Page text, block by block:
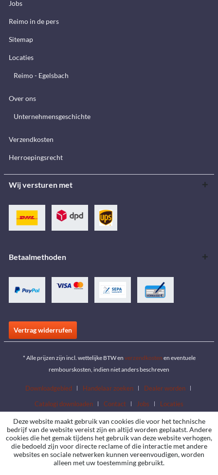
Jobs
Reimo in de pers
Sitemap
Locaties
Reimo - Egelsbach
Over ons
Unternehmensgeschichte
Verzendkosten
Herroepingsrecht
Wij versturen met
Betaalmethoden
Vertrag widerrufen
* Alle prijzen zijn incl. wettelijke BTW en verzendkosten en eventuele
rembourskosten, indien niet anders beschreven
Downloadgebied Handelaar zoeken
Dealer worden
Catalogi downloaden
Contact Jobs Locaties
Deze website maakt gebruik van cookies die voor het technische
bedrijf van de website vereist zijn en altijd worden geplaatst. Andere
cookies die het gemak tijdens het gebruik van deze website verhogen,
die bedoeld zijn voor directe reclame of die interactie met andere
websites en sociale netwerken kunnen vereenvoudigen, worden
alleen met uw toestemming gebruikt.